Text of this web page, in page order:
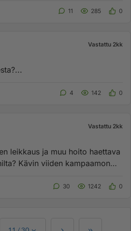
11 285 0
Vastattu 2kk
4 142 0
Vastattu 2kk
leikkaus ja muu hoito haettava
Kävin viiden kampaamon
30 1242 0